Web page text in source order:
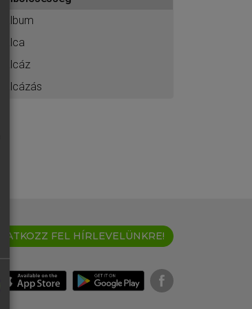
album
álca
álcáz
álcázás
IRATKOZZ FEL HÍRLEVELÜNKRE!